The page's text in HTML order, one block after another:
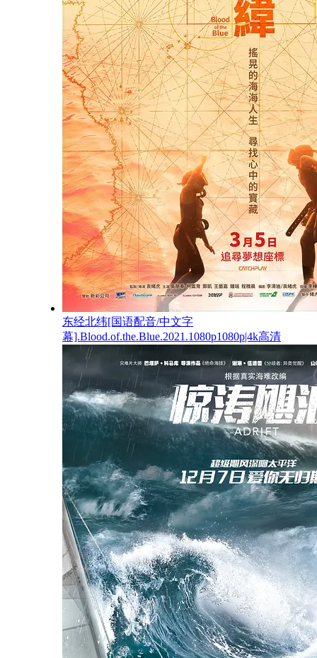
东经北纬[国语配音/中文字
幕].Blood.of.the.Blue.2021.1080p1080p|4k高清